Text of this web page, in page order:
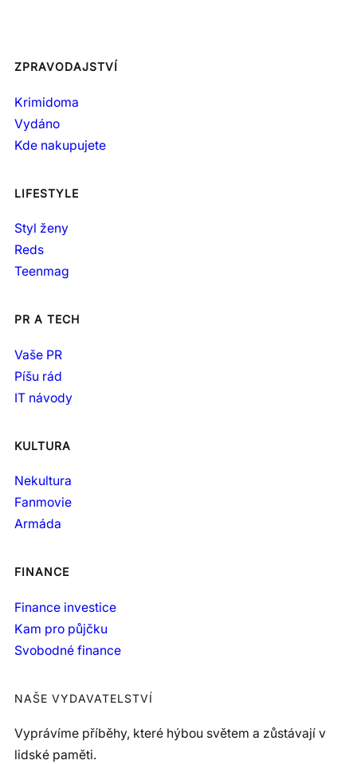
ZPRAVODAJSTVÍ
Krimidoma
Vydáno
Kde nakupujete
LIFESTYLE
Styl ženy
Reds
Teenmag
PR A TECH
Vaše PR
Píšu rád
IT návody
KULTURA
Nekultura
Fanmovie
Armáda
FINANCE
Finance investice
Kam pro půjčku
Svobodné finance
NAŠE VYDAVATELSTVÍ
Vyprávíme příběhy, které hýbou světem a zůstávají v
lidské paměti.